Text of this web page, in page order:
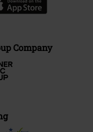
Company